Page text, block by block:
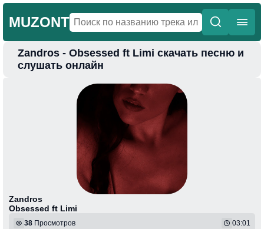
MUZONT
Главная
Zandros - Obsessed ft Limi скачать песню и
слушать онлайн
Zandros
Obsessed ft Limi
38 Просмотров 03:01